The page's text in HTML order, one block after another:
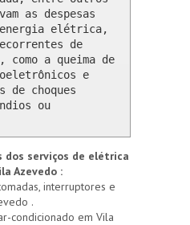
as despesas
energia elétrica,
de
a queima de
e
de choques
ou
dos serviços de elétrica
Azevedo :
interruptores e
.
condicionado em Vila